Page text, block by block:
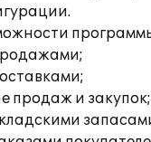
продаж и закупок;